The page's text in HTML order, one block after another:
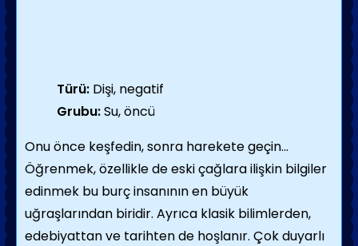
Türü: Dişi, negatif
Grubu:Su, öncü
Onu önce keşfedin, sonra harekete geçin...
Öğrenmek, özellikle de eski çağlara ilişkin bilgiler
edinmek bu burç insanının en büyük
uğraşlarından biridir. Ayrıca klasik bilimlerden,
edebiyattan ve tarihten de hoşlanır. Çok duyarlı